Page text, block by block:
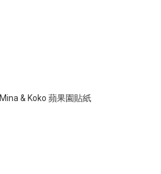
Mina & Koko 蘋果園貼紙